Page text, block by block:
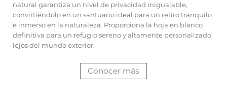
natural garantiza un nivel de privacidad inigualable,
convirtiéndolo en un santuario ideal para un retiro tranquilo
e inmerso en la naturaleza. Proporciona la hoja en blanco
definitiva para un refugio sereno y altamente personalizado,
lejos del mundo exterior.
Conocer más